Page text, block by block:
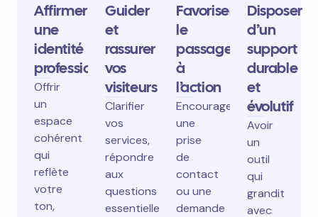
Affirmer
une
identité
professionnelle
Offrir
un
espace
cohérent
qui
reflète
votre
ton,
Guider
et
rassurer
vos
visiteurs
Clarifier
vos
services,
répondre
aux
questions
essentielles,
Favoriser
le
passage
à
l’action
Encourager
une
prise
de
contact
ou une
demande
Disposer
d’un
support
durable
et
évolutif
Avoir
un
outil
qui
grandit
avec